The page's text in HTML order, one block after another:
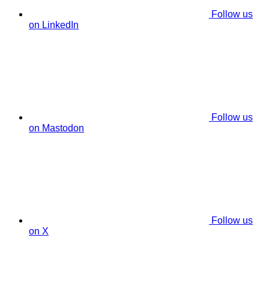
Follow us
on LinkedIn
Follow us
on Mastodon
Follow us
on X